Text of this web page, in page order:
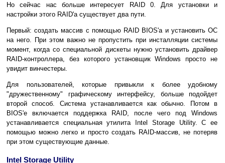
Но сейчас нас больше интересует RAID 0. Для установки и
настройки этого RAID'а существует два пути.
Первый: создать массив с помощью RAID BIOS'а и установить ОС
на него. При этом важно не пропустить при инсталляции системы
момент, когда со специальной дискеты нужно установить драйвер
RAID-контроллера, без которого установщик Windows просто не
увидит винчестеры.
Для пользователей, которые привыкли к более удобному
"дружественному" графическому интерфейсу, больше подойдет
второй способ. Система устанавливается как обычно. Потом в
BIOS'е включается поддержка RAID, после чего под Windows
устанавливается специальная утилита Intel Storage Utility. С ее
помощью можно легко и просто создать RAID-массив, не потеряв
при этом существующие данные.
Intel Storage Utility